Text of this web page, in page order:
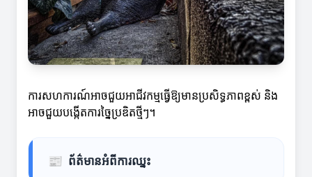
ការសហការណ៍អាចជួយអាជីវកម្មធ្វើឱ្យមានប្រសិទ្ធភាពខ្ពស់ និង
អាចជួយបង្កើតការច្នៃប្រឌិតថ្មីៗ។
📰 ព័ត៌មានអំពីការឈ្នះ